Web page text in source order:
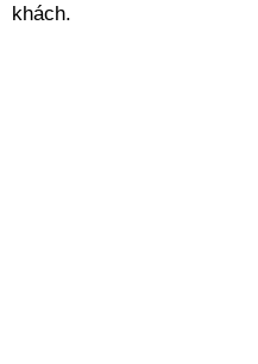
khách.